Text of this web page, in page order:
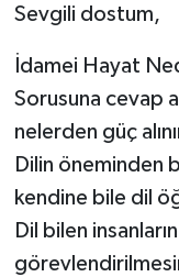
Sevgili dostum,
İdamei Hayat
Sorusuna cevap
nelerden güç
Dilin öneminden
kendine bile dil
Dil bilen